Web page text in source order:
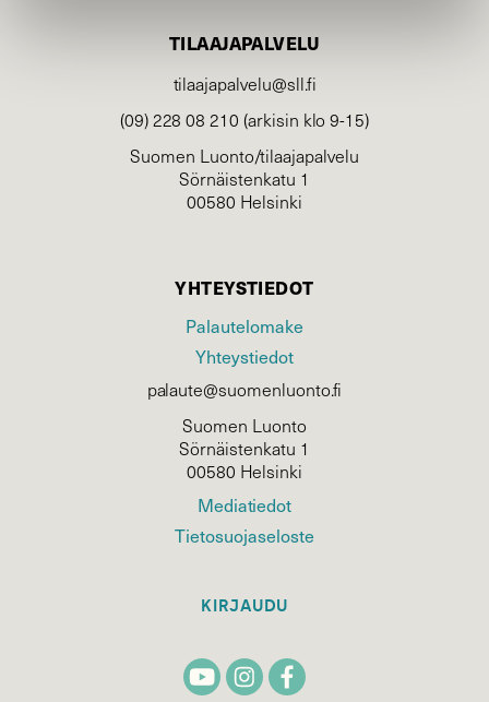
TILAAJAPALVELU
tilaajapalvelu@sll.fi
(09) 228 08 210 (arkisin klo 9-15)
Suomen Luonto/tilaajapalvelu
Sörnäistenkatu 1
00580 Helsinki
YHTEYSTIEDOT
Palautelomake
Yhteystiedot
palaute@suomenluonto.fi
Suomen Luonto
Sörnäistenkatu 1
00580 Helsinki
Mediatiedot
Tietosuojaseloste
KIRJAUDU